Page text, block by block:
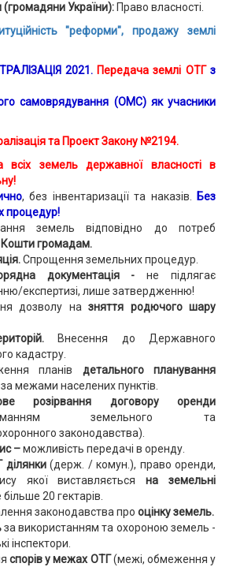
(громадяни України): Право власності.
"реформи", продажу землі
2021. Передача землі ОТГз
самоврядування (ОМС) як учасники
та Проект Закону №2194.
всіх земель державної власності в
, без інвентаризації та наказів. Без
процедур!
земель відповідно до потреб
Кошти громадам.
Спрощення земельних процедур.
документація - не підлягає
експертизі, лише затвердженню!
дозволу назняття родючого шару
Внесення до Державного
кадастру.
планів детального планування
межами населених пунктів.
розірвання договору оренди
земельного та
законодавства).
–можливість передачі в оренду.
ділянки(держ. / комун.), право оренди,
якої виставляєтьсяна земельні
більше 20 гектарів.
законодавства про оцінку земель.
за використанням та охороною земель -
інспектори.
спорів у межах ОТГ(межі, обмеження у